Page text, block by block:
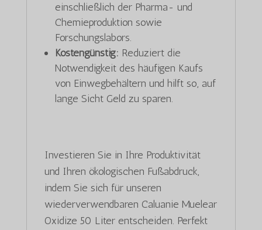
einschließlich der Pharma- und
Chemieproduktion sowie
Forschungslabors.
Kostengünstig: Reduziert die
Notwendigkeit des häufigen Kaufs
von Einwegbehältern und hilft so, auf
lange Sicht Geld zu sparen.
Investieren Sie in Ihre Produktivität
und Ihren ökologischen Fußabdruck,
indem Sie sich für unseren
wiederverwendbaren Caluanie Muelear
Oxidize 50 Liter entscheiden. Perfekt